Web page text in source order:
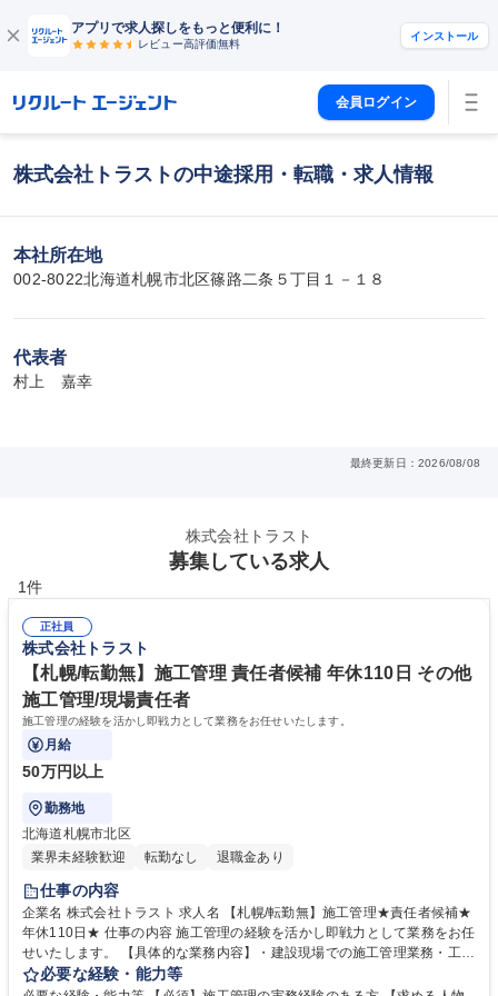
アプリで求人探しをもっと便利に！
レビュー高評価無料
インストール
会員ログイン
株式会社トラストの中途採用・転職・求人情報
本社所在地
002-8022北海道札幌市北区篠路二条５丁目１－１８
代表者
村上　嘉幸
最終更新日：2026/08/08
株式会社トラスト
募集している求人
1件
正社員
株式会社トラスト
【札幌/転勤無】施工管理 責任者候補 年休110日 その他
施工管理/現場責任者
施工管理の経験を活かし即戦力として業務をお任せいたします。
月給
50万円以上
勤務地
北海道札幌市北区
業界未経験歓迎
転勤なし 退職金あり
仕事の内容
企業名 株式会社トラスト 求人名 【札幌/転勤無】施工管理★責任者候補★
年休110日★ 仕事の内容 施工管理の経験を活かし即戦力として業務をお任
せいたします。 【具体的な業務内容】・建設現場での施工管理業務・工事
監理・工事の進捗管理・品質管理・安全管理 【主な対応工事】 ・冷暖房
設備工事・冷凍冷蔵設備工事・空調設備工事・給水給湯設備工事・ダクト
必要な経験・能力等